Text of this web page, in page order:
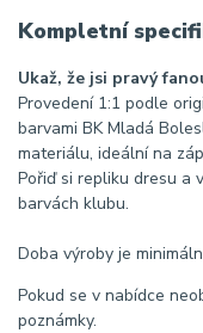
Kompletní
Ukaž, že jsi pravý
Provedení 1:1 podle
barvami BK Mladá
materiálu, ideální na
Pořiď si repliku dresu a
barvách klubu.
Doba výroby je
Pokud se v nabídce
poznámky.